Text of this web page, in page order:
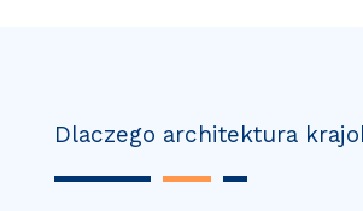
Dlaczego architektura